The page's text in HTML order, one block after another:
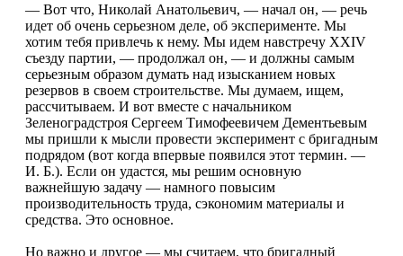
— Вот что, Николай Анатольевич, — начал он, — речь
идет об очень серьезном деле, об эксперименте. Мы
хотим тебя привлечь к нему. Мы идем навстречу XXIV
съезду партии, — продолжал он, — и должны самым
серьезным образом думать над изысканием новых
резервов в своем строительстве. Мы думаем, ищем,
рассчитываем. И вот вместе с начальником
Зеленоградстроя Сергеем Тимофеевичем Дементьевым
мы пришли к мысли провести эксперимент с бригадным
подрядом (вот когда впервые появился этот термин. —
И. Б.). Если он удастся, мы решим основную
важнейшую задачу — намного повысим
производительность труда, сэкономим материалы и
средства. Это основное.
Но важно и другое — мы считаем, что бригадный